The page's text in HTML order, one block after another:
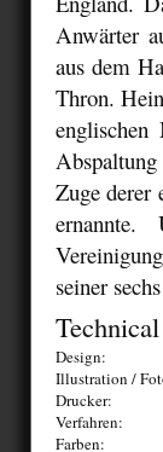
Anwärter
aus dem
Thron.
Zuge derer
seiner
Design:
Illustration /
Drucker:
Verfahren:
Farben: